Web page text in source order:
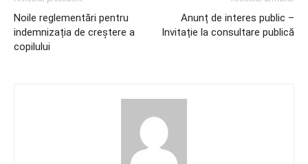
Noile reglementări pentru
indemnizația de creștere a
copilului
Anunț de interes public –
Invitație la consultare publică